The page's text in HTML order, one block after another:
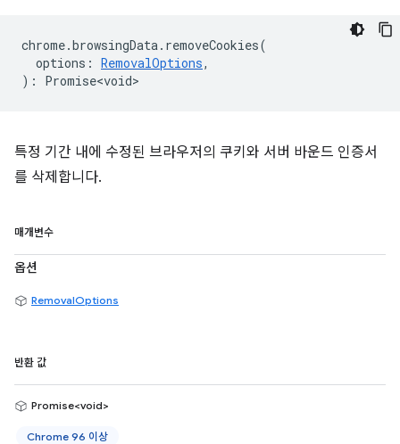
chrome.browsingData. removeCookies(
options : RemovalOptions,
) : Promise<void>
특정 기간 내에 수정된 브라우저의 쿠키와 서버 바운드 인증서
를 삭제합니다.
매개변수
옵션
RemovalOptions
반환 값
Promise<void>
Chrome 96 이상